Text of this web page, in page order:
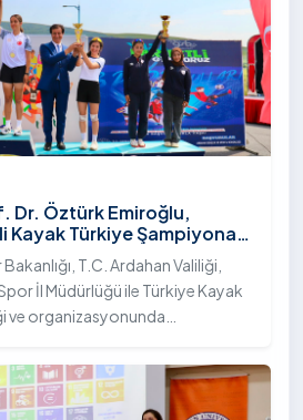
Dr. Öztürk Emiroğlu,
Kayak Türkiye Şampiyonası
T.C. Ardahan Valiliği,
İl Müdürlüğü ile Türkiye Kayak
ve organizasyonunda
Türkiye Şampiyonası, 30-31
Ardahan Üniversitesi Yenisey